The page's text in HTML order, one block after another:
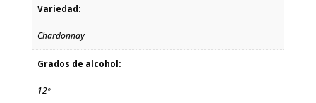
Variedad:
Chardonnay
Grados de alcohol:
12º